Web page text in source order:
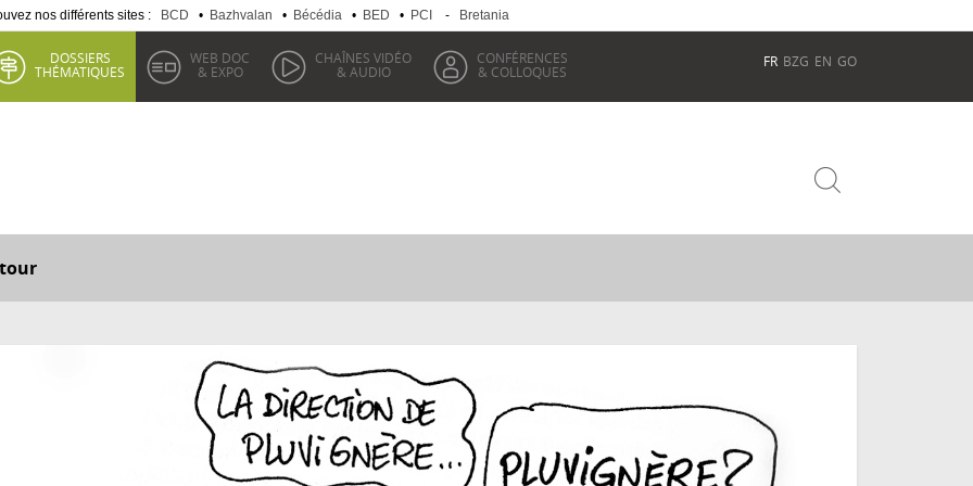
nos différents sites : BCD • Bazhvalan • Bécédia • BED • PCI - Bretania
DOSSIERS
THÉMATIQUES
WEB DOC
& EXPO
CHAÎNES VIDÉO
& AUDIO
CONFÉRENCES
& COLLOQUES
FR BZG EN GO